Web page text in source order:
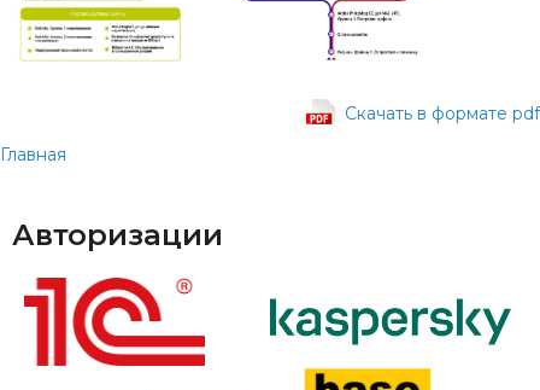
Cкачать в формате pdf
Главная
Авторизации